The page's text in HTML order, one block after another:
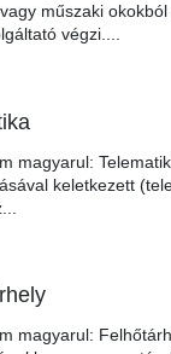
műszaki
végzi....
magyarul:
keletkezett
magyarul: